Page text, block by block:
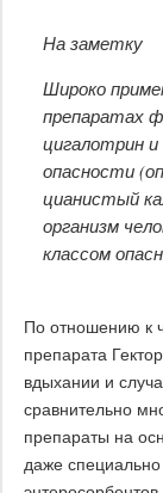
На заметку
Широко
препаратах
цигалотрин
опасности
цианистый
организм
классом
По отношению к
препарата
вдыхании и
сравнительно
препараты на
даже специально